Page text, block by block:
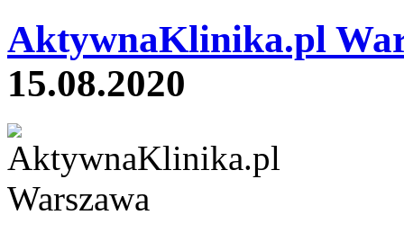
AktywnaKlinika.pl
15.08.2020